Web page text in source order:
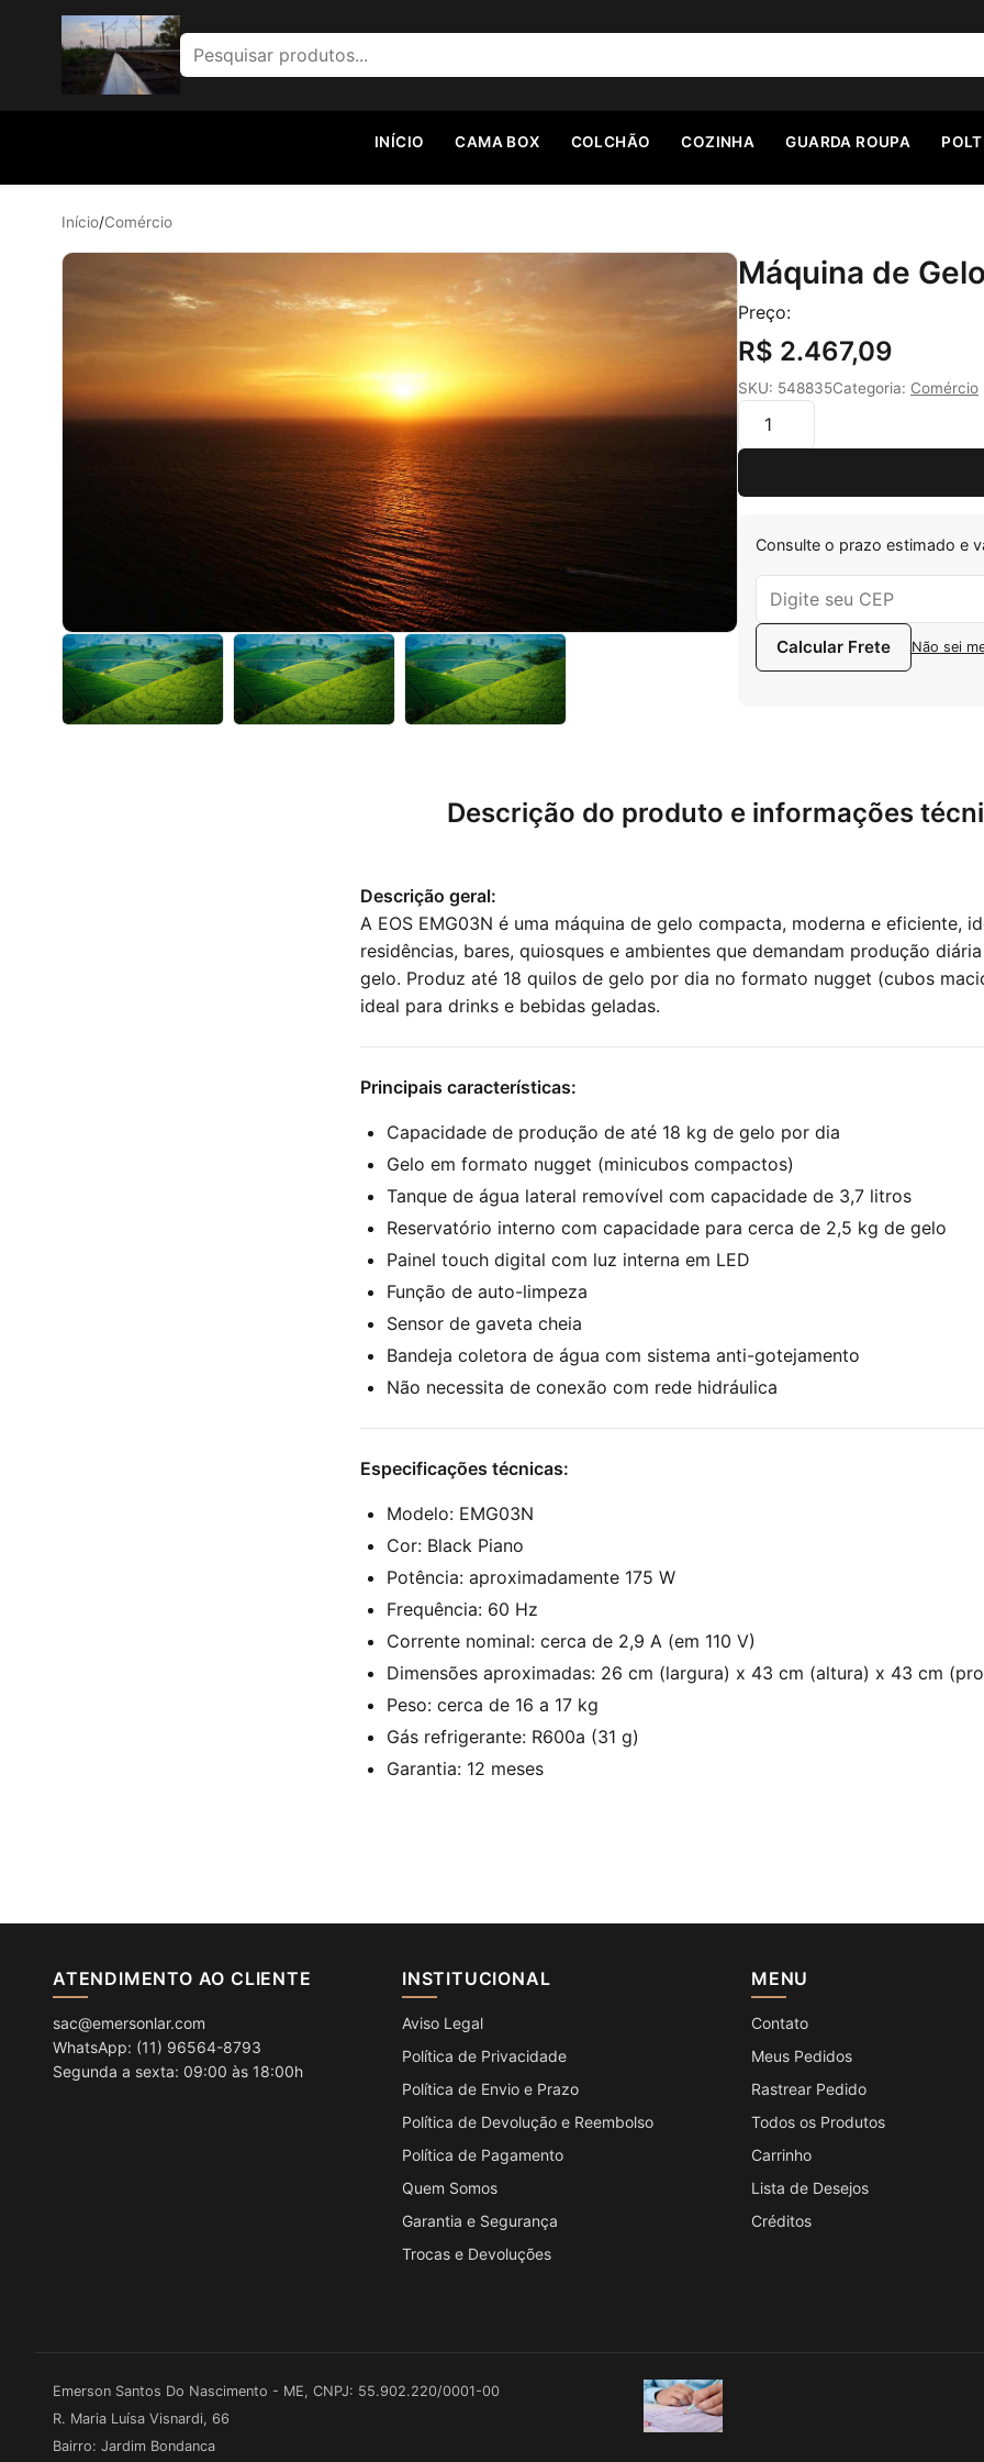
Pesquisar por:
INÍCIO CAMA BOX COLCHÃO COZINHA GUARDA ROUPA
Início/Comércio
Máquina de
Preço:
R$ 2.467,09
SKU: 548835Categoria: Comércio
Quantidade
Consulte o prazo estimado e
Não sei
Descrição do produto e informações
Descrição geral:
A EOS EMG03N é uma máquina de gelo compacta, moderna e eficiente,
residências, bares, quiosques e ambientes que demandam produção
gelo. Produz até 18 quilos de gelo por dia no formato nugget (cubos
ideal para drinks e bebidas geladas.
Principais características:
Capacidade de produção de até 18 kg de gelo por dia
Gelo em formato nugget (minicubos compactos)
Tanque de água lateral removível com capacidade de 3,7 litros
Reservatório interno com capacidade para cerca de 2,5 kg de gelo
Painel touch digital com luz interna em LED
Função de auto-limpeza
Sensor de gaveta cheia
Bandeja coletora de água com sistema anti-gotejamento
Não necessita de conexão com rede hidráulica
Especificações técnicas:
Modelo: EMG03N
Cor: Black Piano
Potência: aproximadamente 175 W
Frequência: 60 Hz
Corrente nominal: cerca de 2,9 A (em 110 V)
Dimensões aproximadas: 26 cm (largura) x 43 cm (altura) x 43 cm
Peso: cerca de 16 a 17 kg
Gás refrigerante: R600a (31 g)
Garantia: 12 meses
ATENDIMENTO AO CLIENTE
sac@emersonlar.com
WhatsApp: (11) 96564-8793
Segunda a sexta: 09:00 às 18:00h
INSTITUCIONAL
Aviso Legal
Política de Privacidade
Política de Envio e Prazo
Política de Devolução e Reembolso
Política de Pagamento
Quem Somos
Garantia e Segurança
Trocas e Devoluções
MENU
Contato
Meus Pedidos
Rastrear Pedido
Todos os Produtos
Carrinho
Lista de Desejos
Créditos
Emerson Santos Do Nascimento - ME, CNPJ: 55.902.220/0001-00
R. Maria Luísa Visnardi, 66
Bairro: Jardim Bondanca